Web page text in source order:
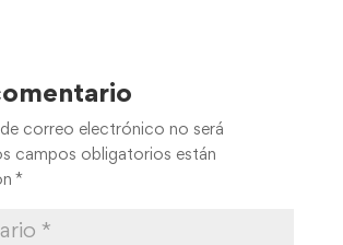
de correo electrónico no será
campos obligatorios están
*